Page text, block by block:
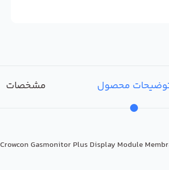
محصول مشخصات
Crowcon Gasmonitor Plus Display Module